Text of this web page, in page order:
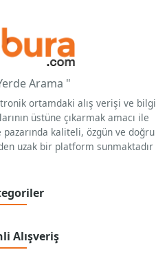
Arama "
ortamdaki alış verişi ve bilgi
üstüne çıkarmak amacı ile
kaliteli, özgün ve doğru
uzak bir platform sunmaktadır
Alışveriş